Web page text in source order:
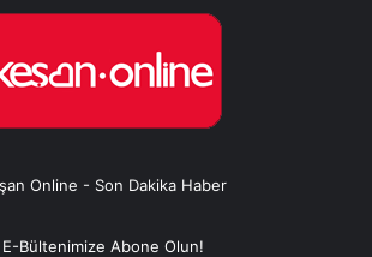
Online - Son Dakika Haber
E-Bültenimize Abone Olun!